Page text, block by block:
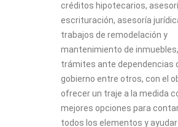
créditos hipotecarios,
escrituración, asesoría
trabajos de remodelación y
mantenimiento de inmuebles,
trámites ante dependencias
gobierno entre otros, con el
ofrecer un traje a la medida
mejores opciones para
todos los elementos y